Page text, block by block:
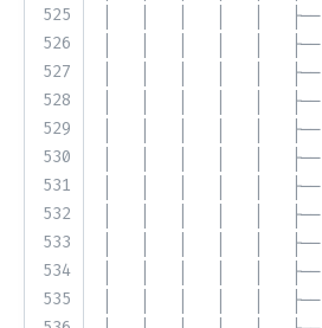
525
526
527
528
529
530
531
532
533
534
535
│   │   │   │   │   ├──
│   │   │   │   │   ├──
│   │   │   │   │   ├──
│   │   │   │   │   ├──
│   │   │   │   │   ├──
│   │   │   │   │   ├──
│   │   │   │   │   ├──
│   │   │   │   │   ├──
│   │   │   │   │   ├──
│   │   │   │   │   ├──
│   │   │   │   │   ├──